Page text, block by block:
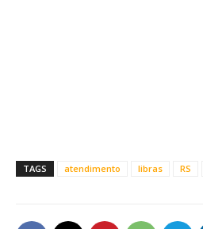
TAGS atendimento libras RS